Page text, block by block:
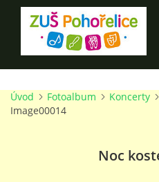
ÚVOD
Úvod Fotoalbum Koncerty
Image00014
Noc